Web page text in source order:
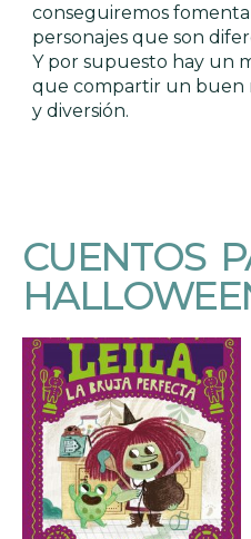
conseguiremos
personajes que son
Y por supuesto hay un
que compartir un buen
y diversión.
CUENTOS